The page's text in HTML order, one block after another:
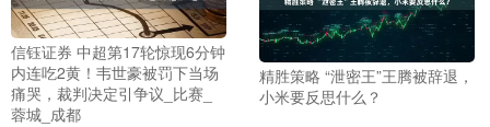
信钰证券 中超第17轮惊现6分钟
内连吃2黄！韦世豪被罚下当场
痛哭，裁判决定引争议_比赛_
蓉城_成都
精胜策略 “泄密王”王腾被辞退，
小米要反思什么？